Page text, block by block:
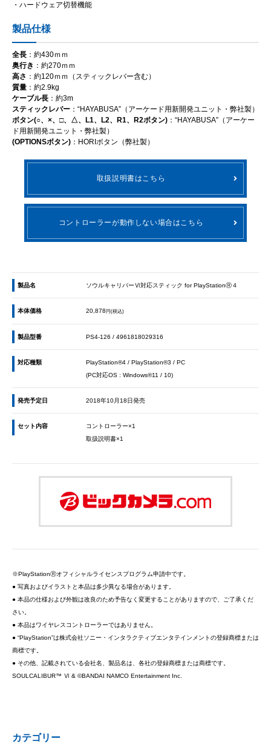
・ハードウェア切替機能
製品仕様
全長 ：約430ｍｍ
奥行き ：約270ｍｍ
高さ ：約120ｍｍ（スティックレバー含む）
質量 ：約2.9kg
ケーブル長 ：約3m
スティックレバー ：“HAYABUSA”（アーケード用新開発ユニット・弊社製）
ボタン(○、×、□、△、L1、L2、R1、R2ボタン) ：“HAYABUSA”（アーケー
ド用新開発ユニット・弊社製）
(OPTIONSボタン) ：HORIボタン（弊社製）
取扱説明書はこちら
コントローラーが動作しない場合はこちら
製品名 ソウルキャリバーⅥ対応スティック for PlayStationⓇ４
本体価格 20,878円(税込)
製品型番 PS4-126 / 4961818029316
対応種類
PlayStation®4 / PlayStation®3 / PC
(PC対応OS : Windows®11 / 10)
発売予定日 2018年10月18日発売
セット内容
コントローラー×1
取扱説明書×1
※PlayStationⓇオフィシャルライセンスプログラム申請中です。
● 写真およびイラストと本品は多少異なる場合があります。
● 本品の仕様および外観は改良のため予告なく変更することがありますので、ご了承くだ
さい。
● 本品はワイヤレスコントローラーではありません。
● “PlayStation”は株式会社ソニー・インタラクティブエンタテインメントの登録商標または
商標です。
● その他、記載されている会社名、製品名は、各社の登録商標または商標です。
SOULCALIBUR™ Ⅵ & ©BANDAI NAMCO Entertainment Inc.
カテゴリー